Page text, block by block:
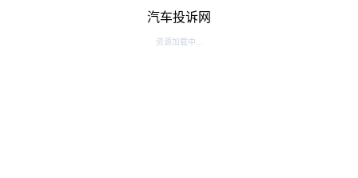
汽车投诉网
资源加载中...